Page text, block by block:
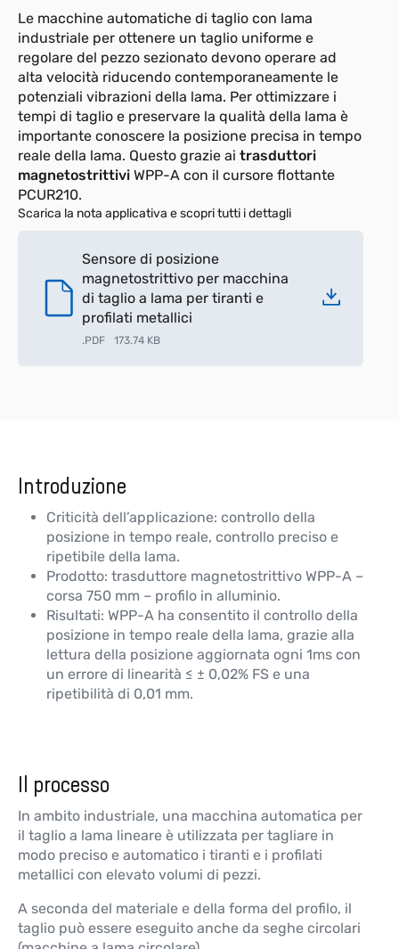
Le macchine automatiche di taglio con lama
industriale per ottenere un taglio uniforme e
regolare del pezzo sezionato devono operare ad
alta velocità riducendo contemporaneamente le
potenziali vibrazioni della lama. Per ottimizzare i
tempi di taglio e preservare la qualità della lama è
importante conoscere la posizione precisa in tempo
reale della lama. Questo grazie ai trasduttori
magnetostrittivi WPP-A con il cursore flottante
PCUR210.
Scarica la nota applicativa e scopri tutti i dettagli
Sensore di posizione
magnetostrittivo per macchina
di taglio a lama per tiranti e
profilati metallici
.PDF 173.74 KB
Introduzione
Criticità dell’applicazione: controllo della
posizione in tempo reale, controllo preciso e
ripetibile della lama.
Prodotto: trasduttore magnetostrittivo WPP-A –
corsa 750 mm – profilo in alluminio.
Risultati: WPP-A ha consentito il controllo della
posizione in tempo reale della lama, grazie alla
lettura della posizione aggiornata ogni 1ms con
un errore di linearità ≤ ± 0,02% FS e una
ripetibilità di 0,01 mm.
Il processo
In ambito industriale, una macchina automatica per
il taglio a lama lineare è utilizzata per tagliare in
modo preciso e automatico i tiranti e i profilati
metallici con elevato volumi di pezzi.
A seconda del materiale e della forma del profilo, il
taglio può essere eseguito anche da seghe circolari